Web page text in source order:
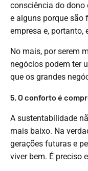
consciência do dono
e alguns porque são
empresa e, portanto,
No mais, por serem
negócios podem ter
que os grandes
5. O conforto é
A sustentabilidade
mais baixo. Na
gerações futuras e
viver bem. É preciso